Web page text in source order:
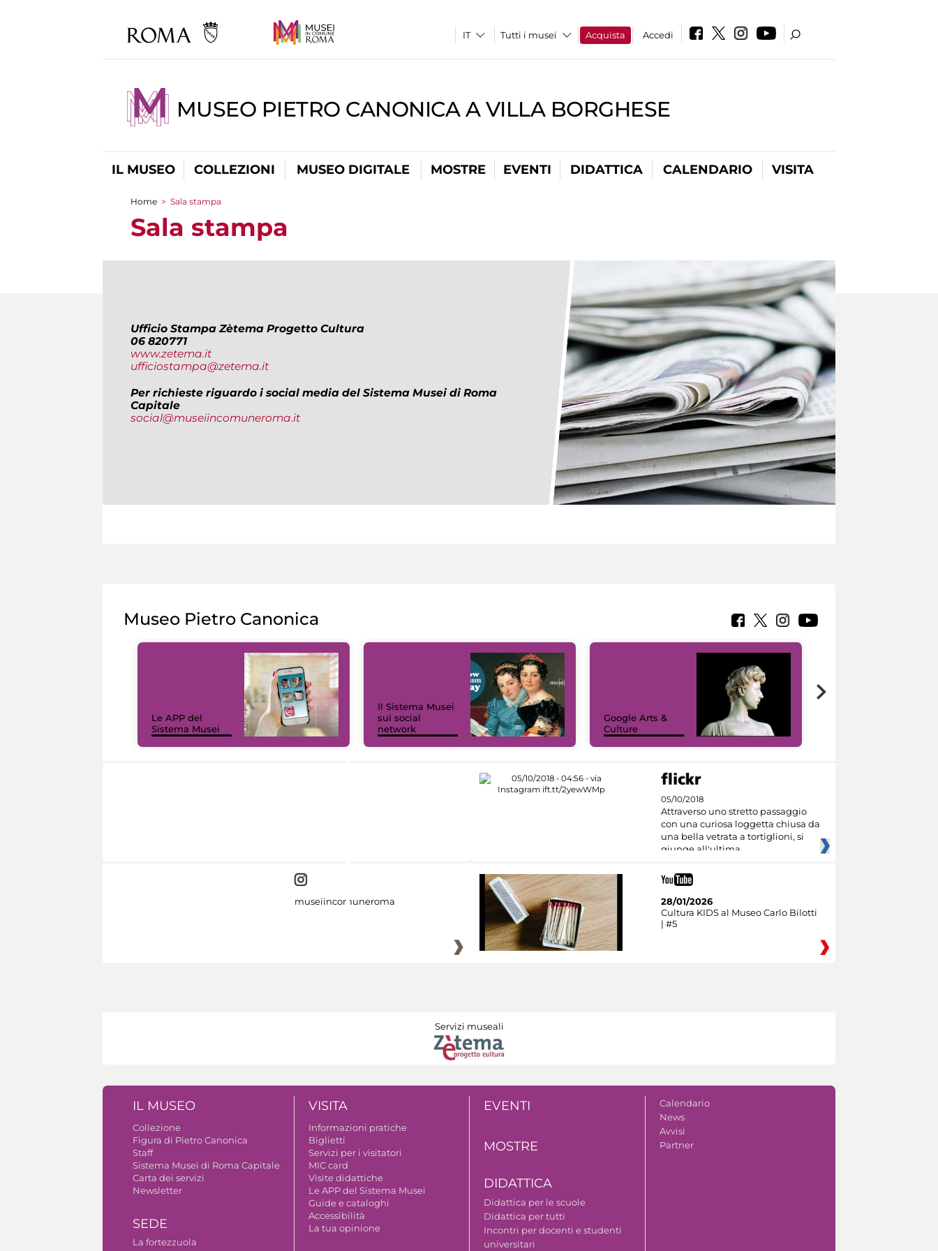
Tutti i musei Acquista Accedi
MUSEO PIETRO CANONICA A VILLA BORGHESE
IL MUSEO COLLEZIONI MUSEO DIGITALE MOSTRE EVENTI DIDATTICA CALENDARIO VISITA
Tu sei qui
Home > Sala stampa
Sala stampa
Ufficio Stampa Zètema Progetto Cultura
06 820771
www.zetema.it
ufficiostampa@zetema.it
Per richieste riguardo i social media del Sistema Musei di Roma
Capitale
social@museiincomuneroma.it
Museo Pietro Canonica
Le APP del
Sistema Musei
Il Sistema Musei
sui social
network
Google Arts &
Culture
05/10/2018
Attraverso uno stretto passaggio
con una curiosa loggetta chiusa da
una bella vetrata a tortiglioni, si
giunge all'ultima
museiincomuneroma
28/01/2026
Cultura KIDS al Museo Carlo Bilotti
| #5
Servizi museali
IL MUSEO
Collezione
Figura di Pietro Canonica
Staff
Sistema Musei di Roma Capitale
Carta dei servizi
Newsletter
SEDE
La fortezzuola
VISITA
Informazioni pratiche
Biglietti
Servizi per i visitatori
MIC card
Visite didattiche
Le APP del Sistema Musei
Guide e cataloghi
Accessibilità
La tua opinione
EVENTI
MOSTRE
DIDATTICA
Didattica per le scuole
Didattica per tutti
Incontri per docenti e studenti
universitari
Calendario
News
Avvisi
Partner